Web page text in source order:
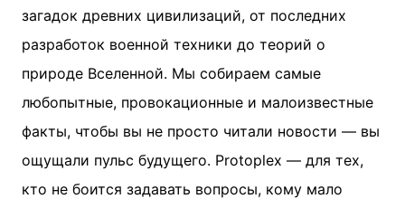
загадок древних цивилизаций, от последних
разработок военной техники до теорий о
природе Вселенной. Мы собираем самые
любопытные, провокационные и малоизвестные
факты, чтобы вы не просто читали новости — вы
ощущали пульс будущего. Protoplex — для тех,
кто не боится задавать вопросы, кому мало